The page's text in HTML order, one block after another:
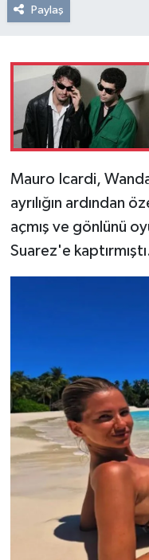
Paylaş
Mauro Icardi, Wanda
ayrılığın ardından
açmış ve gönlünü
Suarez'e